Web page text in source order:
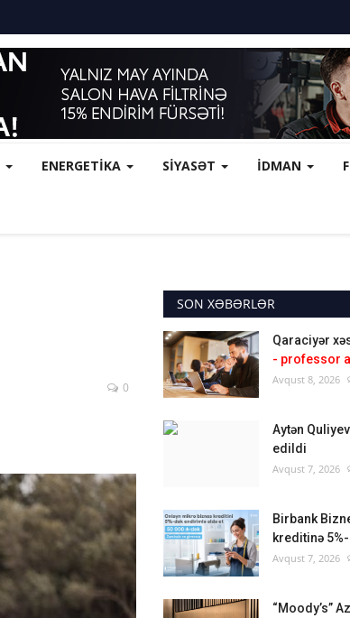
ENERGETİKA SİYASƏT İDMAN
0
SON XƏBƏRLƏR
Qaraciyər
- professor
Avqust 8, 2026
Aytən
edildi
Avqust 7, 2026
Birbank
kreditinə
Avqust 7, 2026
“Moody’s”